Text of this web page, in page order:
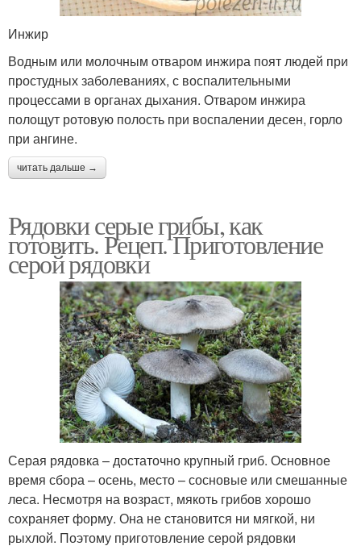
Инжир
Водным или молочным отваром инжира поят людей при
простудных заболеваниях, с воспалительными
процессами в органах дыхания. Отваром инжира
полощут ротовую полость при воспалении десен, горло
при ангине.
читать дальше →
Рядовки серые грибы, как
готовить. Рецеп. Приготовление
серой рядовки
Серая рядовка – достаточно крупный гриб. Основное
время сбора – осень, место – сосновые или смешанные
леса. Несмотря на возраст, мякоть грибов хорошо
сохраняет форму. Она не становится ни мягкой, ни
рыхлой. Поэтому приготовление серой рядовки